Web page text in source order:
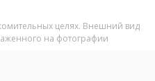
целях. Внешний вид
на фотографии